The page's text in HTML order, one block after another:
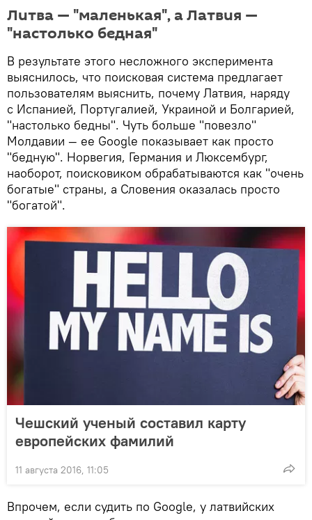
Литва — "маленькая", а Латвия —
"настолько бедная"
В результате этого несложного эксперимента
выяснилось, что поисковая система предлагает
пользователям выяснить, почему Латвия, наряду
с Испанией, Португалией, Украиной и Болгарией,
"настолько бедны". Чуть больше "повезло"
Молдавии — ее Google показывает как просто
"бедную". Норвегия, Германия и Люксембург,
наоборот, поисковиком обрабатываются как "очень
богатые" страны, а Словения оказалась просто
"богатой".
Чешский ученый составил карту
европейских фамилий
11 августа 2016, 11:05
Впрочем, если судить по Google, у латвийских